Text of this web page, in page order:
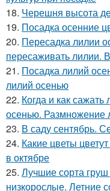
18. Черешня высота
19. Посадка осенние
20. Пересадка лилии
пересаживать лилии.
21. Посадка лилий
лилий осенью
22. Когда и как
осенью. Размножение
23. В саду сентябрь.
24. Какие цветы
в октябре
25. Лучшие сорта
низкорослые. Летние